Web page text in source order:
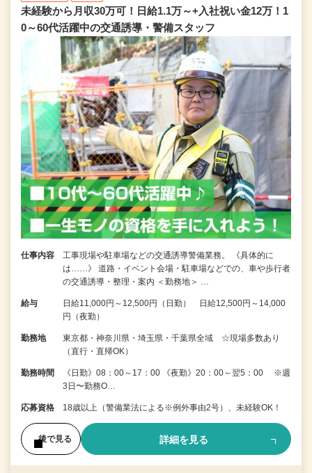
未経験から月収30万可！日給1.1万～+入社祝い金12万！1
0～60代活躍中の交通誘導・警備スタッフ
仕事内容
工事現場や駐車場などの交通誘導警備業務。 《具体的に
は……》 道路・イベント会場・駐車場などでの、車や歩行者
の交通誘導・整理・案内 ＜勤務地＞ …
給与
日給11,000円～12,500円（日勤） 日給12,500円～14,000
円（夜勤）
勤務地
東京都・神奈川県・埼玉県・千葉県全域 ☆現場多数あり
（直行・直帰OK）
勤務時間
《日勤》08：00～17：00 《夜勤》20：00～翌5：00 ※週
3日〜勤務O…
応募資格 18歳以上（警備業法による※例外事由2号）、未経験OK！
後で見る 詳細を見る